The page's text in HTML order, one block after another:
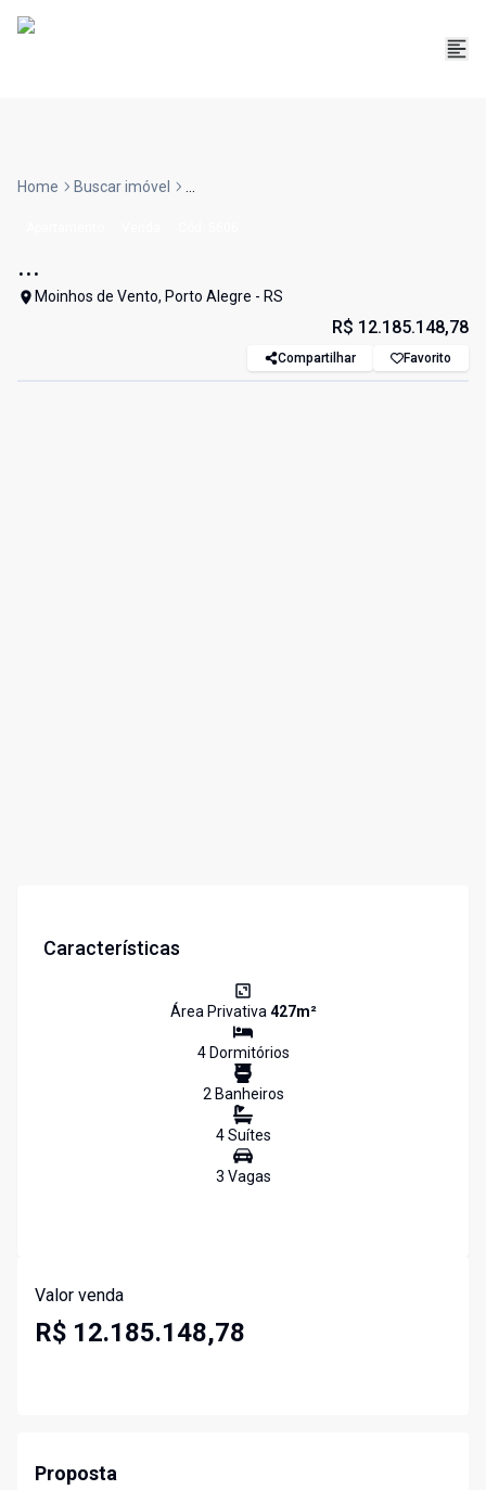
Home Buscar imóvel ...
...
Moinhos de Vento, Porto Alegre - RS
R$ 12.185.148,78
Compartilhar Favorito
Características
Área Privativa427m²
4Dormitórios
2Banheiros
4Suítes
3 Vagas
Valor venda
R$ 12.185.148,78
Proposta